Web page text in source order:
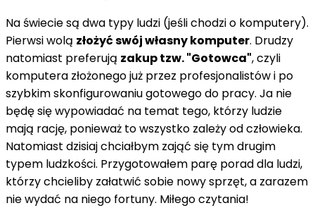
Na świecie są dwa typy ludzi (jeśli chodzi o komputery).
Pierwsi wolą złożyć swój własny komputer. Drudzy
natomiast preferują zakup tzw. "Gotowca", czyli
komputera złożonego już przez profesjonalistów i po
szybkim skonfigurowaniu gotowego do pracy. Ja nie
będę się wypowiadać na temat tego, którzy ludzie
mają rację, ponieważ to wszystko zależy od człowieka.
Natomiast dzisiaj chciałbym zająć się tym drugim
typem ludzkości. Przygotowałem parę porad dla ludzi,
którzy chcieliby załatwić sobie nowy sprzęt, a zarazem
nie wydać na niego fortuny. Miłego czytania!